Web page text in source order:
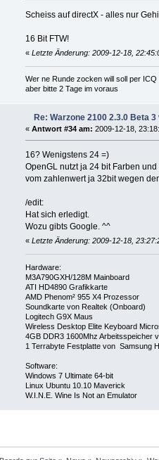
Scheiss auf directX - alles nur
16 Bit FTW!
« Letzte Änderung: 2009-12-18,
Wer ne Runde zocken will soll per
aber bitte 2 Tage im voraus
Re: Warzone 2100 2.3.0 Beta
« Antwort #34 am: 2009-12-18,
16? Wenigstens 24 =)
OpenGL nutzt ja 24 bit Farben
vom zahlenwert ja 32bit wegen
/edit:
Hat sich erledigt.
Wozu gibts Google. ^^
« Letzte Änderung: 2009-12-18,
Hardware:
M3A790GXH/128M Mainboard
ATI HD4890 Grafikkarte
AMD Phenom² 955 X4 Prozessor
Soundkarte von Realtek (Onboard)
Logitech G9X Maus
Wireless Desktop Elite Keyboard
4GB DDR3 1600Mhz Arbeitsspeicher
1 Terrabyte Festplatte von Samsung
Software:
Windows 7 Ultimate 64-bit
Linux Ubuntu 10.10 Maverick
W.I.N.E. Wine Is Not an Emulator